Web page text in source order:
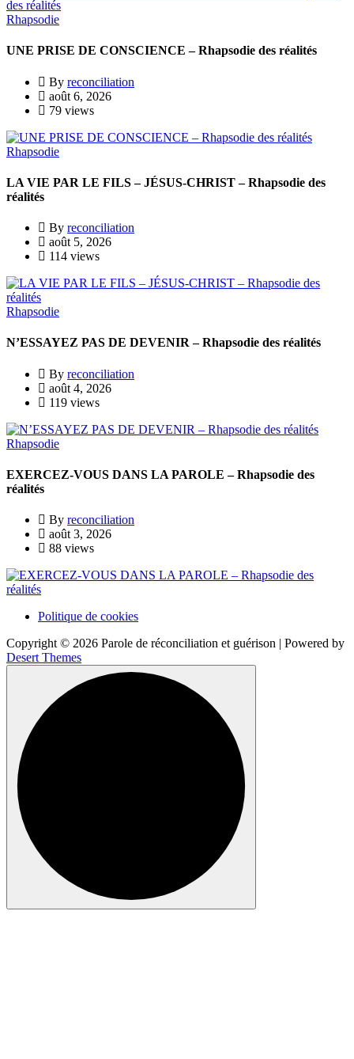
Rhapsodie
UNE PRISE DE CONSCIENCE – Rhapsodie des réalités
By reconciliation
août 6, 2026
79 views
Rhapsodie
LA VIE PAR LE FILS – JÉSUS-CHRIST – Rhapsodie des
réalités
By reconciliation
août 5, 2026
114 views
Rhapsodie
N’ESSAYEZ PAS DE DEVENIR – Rhapsodie des réalités
By reconciliation
août 4, 2026
119 views
Rhapsodie
EXERCEZ-VOUS DANS LA PAROLE – Rhapsodie des
réalités
By reconciliation
août 3, 2026
88 views
Politique de cookies
Copyright © 2026 Parole de réconciliation et guérison | Powered by
Desert Themes